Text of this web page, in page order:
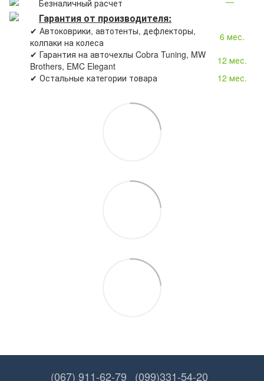
Безналичный расчет
Гарантия от производителя:
✔ Автоковрики, автотенты, дефлекторы,
колпаки на колеса
6 мес.
✔ Гарантия на авточехлы Cobra Tuning, MW
Brothers, EMC Elegant
12 мес.
✔ Остальные категории товара
12 мес.
(067) 911-62-79 (099)331-54-20